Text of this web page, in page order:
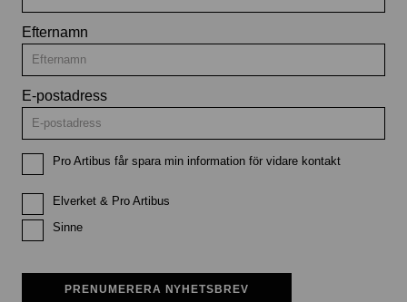
Efternamn
E-postadress
Pro Artibus får spara min information för vidare kontakt
Elverket & Pro Artibus
Sinne
PRENUMERERA NYHETSBREV